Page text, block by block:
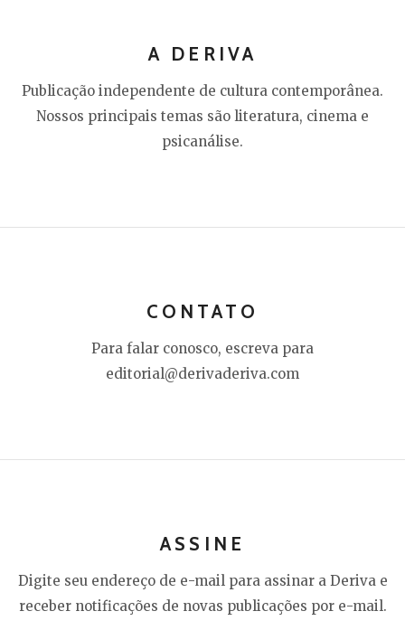
A DERIVA
Publicação independente de cultura contemporânea.
Nossos principais temas são literatura, cinema e
psicanálise.
CONTATO
Para falar conosco, escreva para
editorial@derivaderiva.com
ASSINE
Digite seu endereço de e-mail para assinar a Deriva e
receber notificações de novas publicações por e-mail.